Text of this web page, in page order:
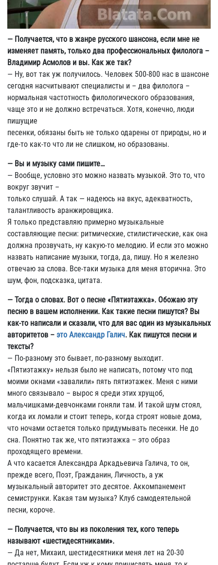
— Получается, что в жанре русского шансона, если мне не
изменяет память, только два профессиональных филолога –
Владимир Асмолов и вы. Как же так?
— Ну, вот так уж получилось. Человек 500-800 нас в шансоне
сегодня насчитывают специалисты и – два филолога –
нормальная частотность филологического образования,
чаще это и не должно встречаться. Хотя, конечно, люди
пишущие
песенки, обязаны быть не только одарены от природы, но и
где-то как-то что ли не слишком, но образованы.
— Вы и музыку сами пишите…
— Вообще, условно это можно назвать музыкой. Это то, что
вокруг звучит –
только слушай. А так — надеюсь на вкус, адекватность,
талантливость аранжировщика.
Я только представляю примерно музыкальные
составляющие песни: ритмические, стилистические, как она
должна прозвучать, ну какую-то мелодию. И если это можно
назвать написание музыки, тогда, да, пишу. Но я железно
отвечаю за слова. Все-таки музыка для меня вторична. Это
шум, фон, подсказка, цитата.
— Тогда о словах. Вот о песне «Пятиэтажка». Обожаю эту
песню в вашем исполнении. Как такие песни пишутся? Вы
как-то написали и сказали, что для вас один из музыкальных
авторитетов – это Александр Галич. Как пишутся песни и
тексты?
— По-разному это бывает, по-разному выходит.
«Пятиэтажку» нельзя было не написать, потому что под
моими окнами «завалили» пять пятиэтажек. Меня с ними
много связывало – вырос я среди этих хрущоб,
мальчишками-девчонками гоняли там. И такой шум стоял,
когда их ломали и стоит теперь, когда строят новые дома,
что ночами остается только придумывать песенки. Не до
сна. Понятно так же, что пятиэтажка – это образ
проходящего времени.
А что касается Александра Аркадьевича Галича, то он,
прежде всего, Поэт, Гражданин, Личность, а уж
музыкальный авторитет это десятое. Аккомпанемент
семиструнки. Какая там музыка? Клуб самодеятельной
песни, короче.
— Получается, что вы из поколения тех, кого теперь
называют «шестидесятниками».
— Да нет, Михаил, шестидесятники меня лет на 20-30